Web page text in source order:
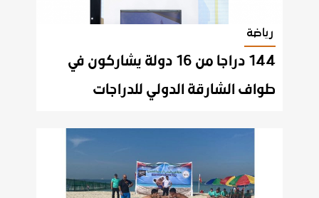
رياضة
144 دراجا من 16 دولة يشاركون في
طواف الشارقة الدولي للدراجات